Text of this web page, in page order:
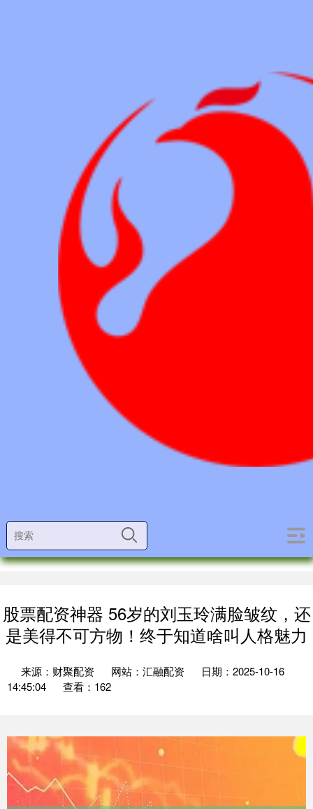
股票配资神器 56岁的刘玉玲满脸皱纹，还
是美得不可方物！终于知道啥叫人格魅力
来源：财聚配资 网站：汇融配资
日期：2025-10-16
14:45:04
查看：162